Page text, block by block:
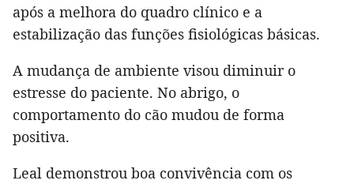
após a melhora do quadro clínico e a
estabilização das funções fisiológicas básicas.
A mudança de ambiente visou diminuir o
estresse do paciente. No abrigo, o
comportamento do cão mudou de forma
positiva.
Leal demonstrou boa convivência com os